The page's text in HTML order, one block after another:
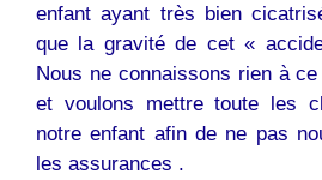
enfant ayant très bien
que la gravité de cet «
Nous ne connaissons rien à
et voulons mettre toute les
notre enfant afin de ne pas
les assurances .